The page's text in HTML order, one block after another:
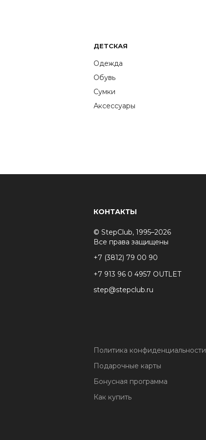
ДЕТСКАЯ
Одежда
Обувь
Сумки
Аксессуары
КОНТАКТЫ
© StepClub, 1995–2026
Все права защищены
+7 (3812) 79 00 90
+7 913 96 0 4957 OUTLET
step@stepclub.ru
Политика конфиденциальности
Подарочные карты
Бонусная программа
Как купить